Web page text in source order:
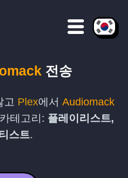
전송
고 Plex에서 Audiomack
테고리: 플레이리스트,
스트.